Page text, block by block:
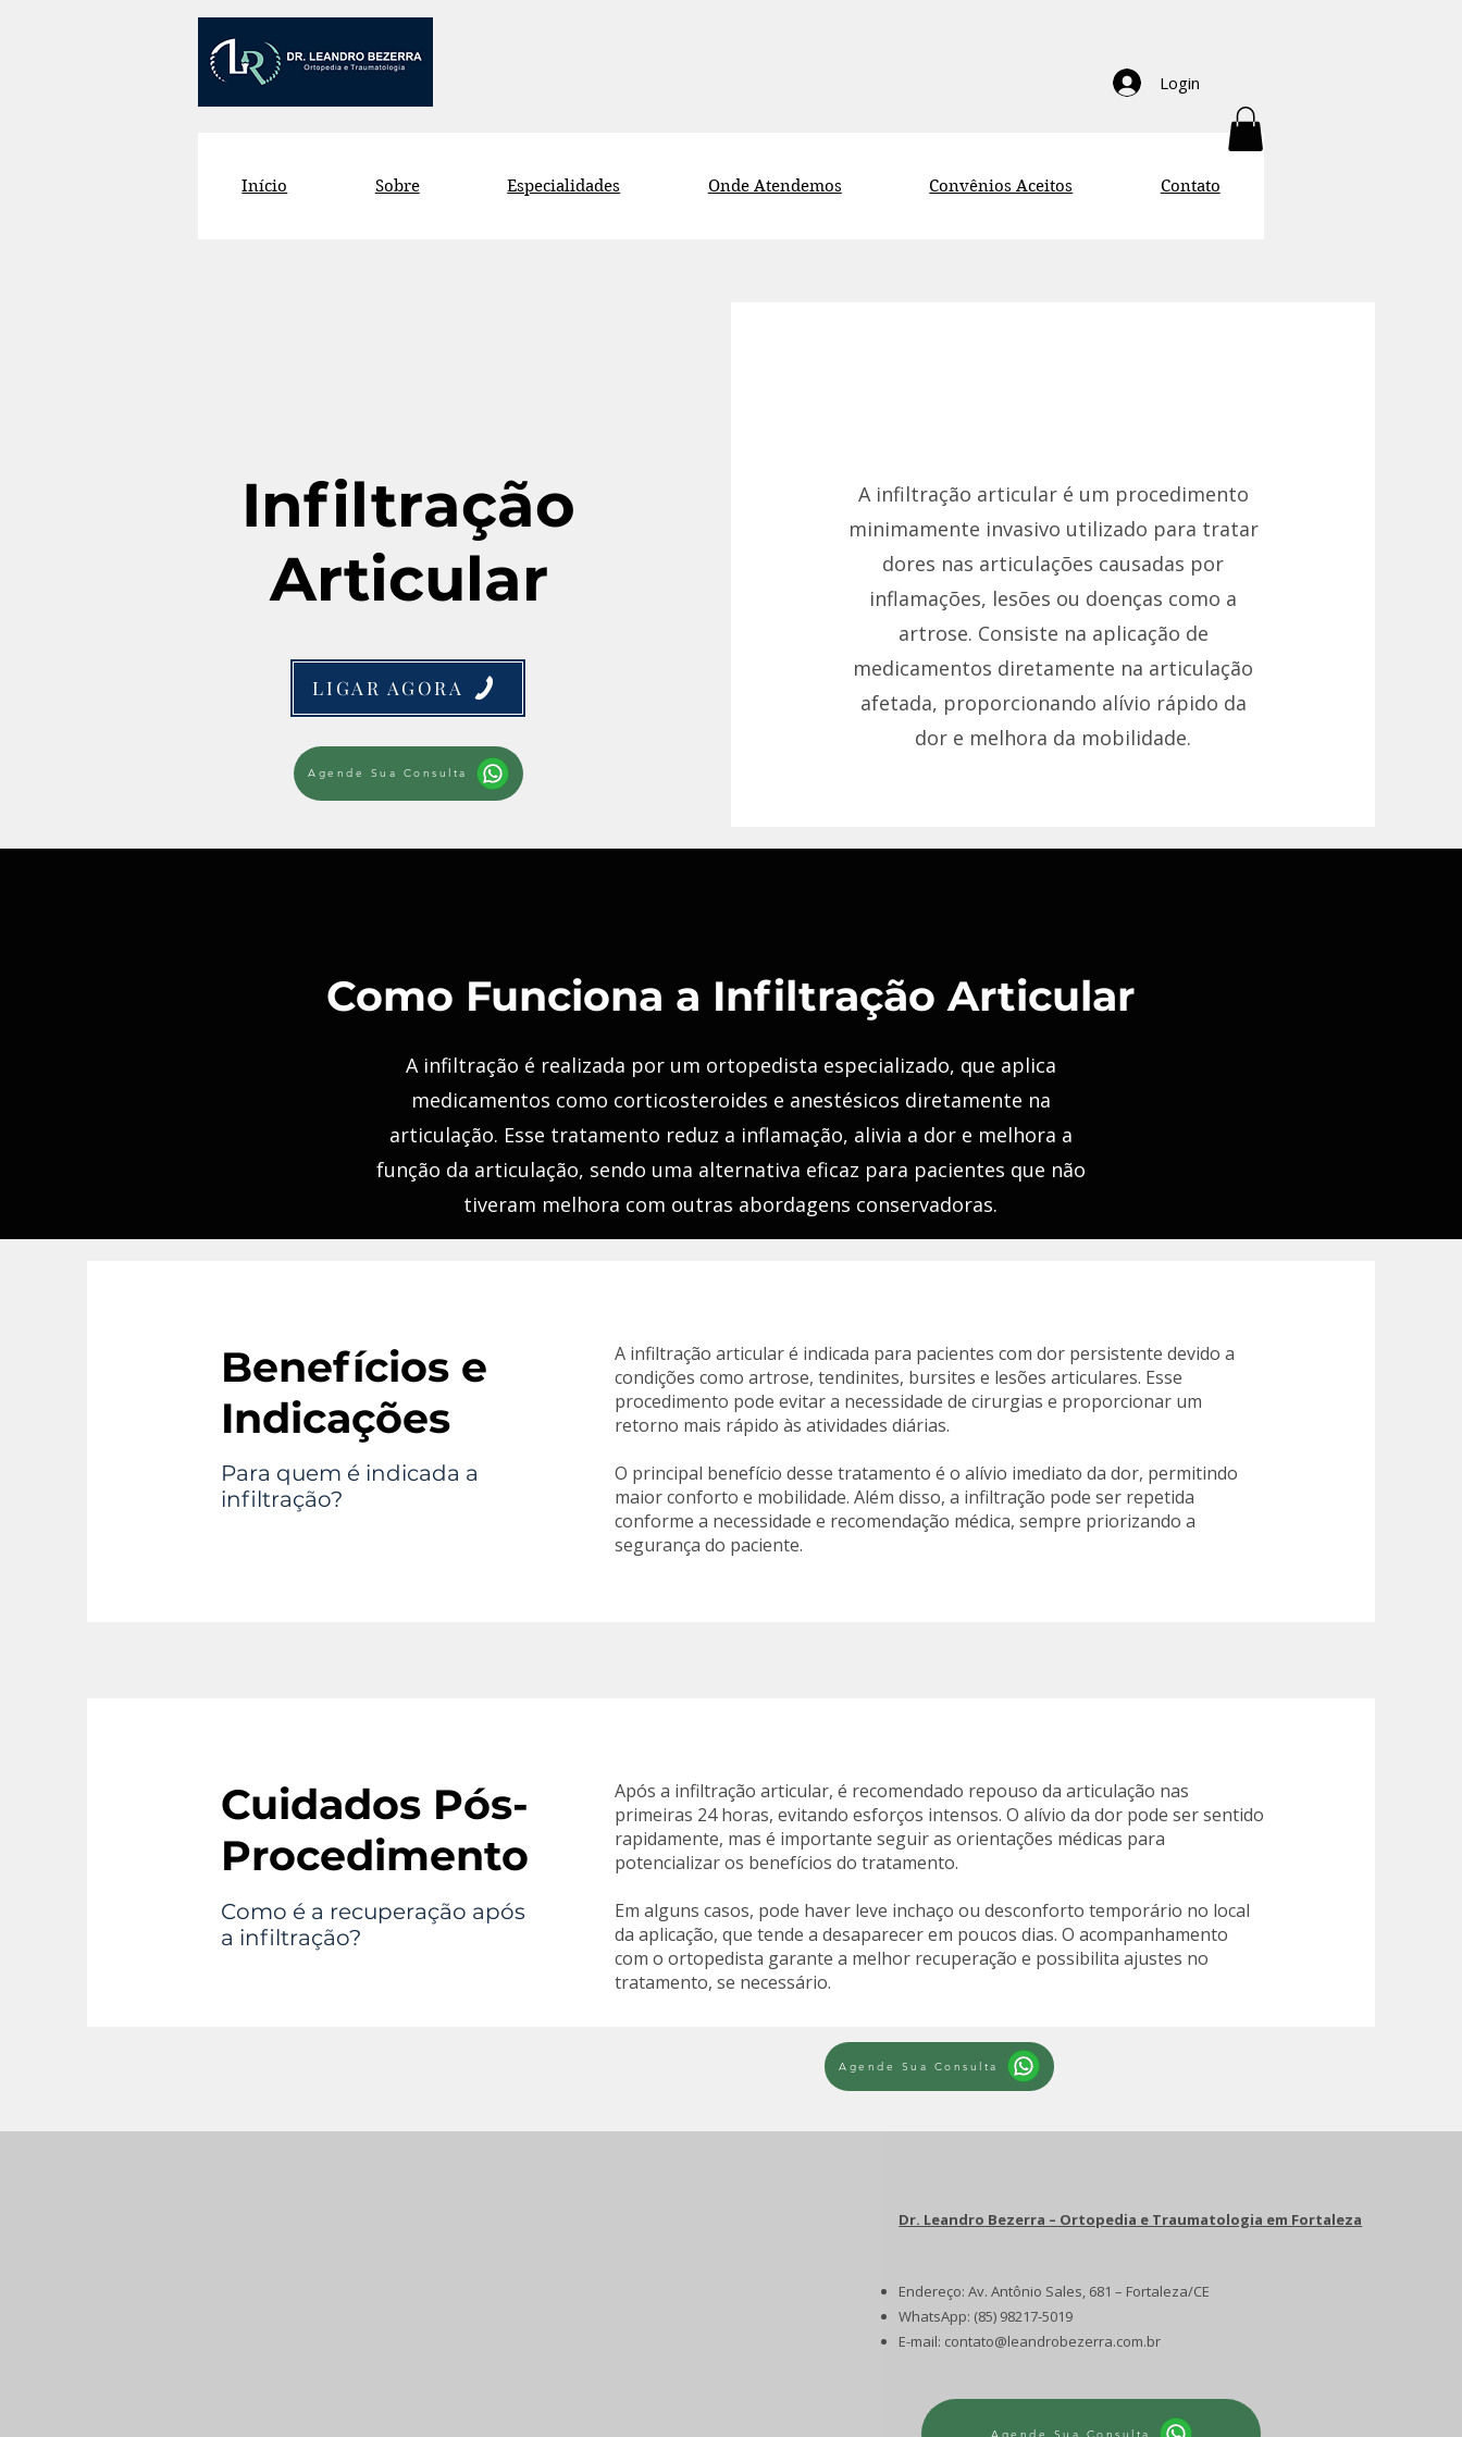
Login
Início Sobre Especialidades Onde Atendemos Convênios Aceitos Contato
Infiltração
Articular
LIGAR AGORA
Agende Sua Consulta
A infiltração articular é um procedimento
minimamente invasivo utilizado para tratar
dores nas articulações causadas por
inflamações, lesões ou doenças como a
artrose. Consiste na aplicação de
medicamentos diretamente na articulação
afetada, proporcionando alívio rápido da
dor e melhora da mobilidade.
Como Funciona a Infiltração Articular
A infiltração é realizada por um ortopedista especializado, que aplica
medicamentos como corticosteroides e anestésicos diretamente na
articulação. Esse tratamento reduz a inflamação, alivia a dor e melhora a
função da articulação, sendo uma alternativa eficaz para pacientes que não
tiveram melhora com outras abordagens conservadoras.
Benefícios e
Indicações
Para quem é indicada a
infiltração?
A infiltração articular é indicada para pacientes com dor persistente devido a
condições como artrose, tendinites, bursites e lesões articulares. Esse
procedimento pode evitar a necessidade de cirurgias e proporcionar um
retorno mais rápido às atividades diárias.
O principal benefício desse tratamento é o alívio imediato da dor, permitindo
maior conforto e mobilidade. Além disso, a infiltração pode ser repetida
conforme a necessidade e recomendação médica, sempre priorizando a
segurança do paciente.
Cuidados Pós-
Procedimento
Como é a recuperação após
a infiltração?
Após a infiltração articular, é recomendado repouso da articulação nas
primeiras 24 horas, evitando esforços intensos. O alívio da dor pode ser sentido
rapidamente, mas é importante seguir as orientações médicas para
potencializar os benefícios do tratamento.
Em alguns casos, pode haver leve inchaço ou desconforto temporário no local
da aplicação, que tende a desaparecer em poucos dias. O acompanhamento
com o ortopedista garante a melhor recuperação e possibilita ajustes no
tratamento, se necessário.
Agende Sua Consulta
Dr. Leandro Bezerra – Ortopedia e Traumatologia em Fortaleza
Endereço: Av. Antônio Sales, 681 – Fortaleza/CE
WhatsApp: (85) 98217-5019
E-mail: contato@leandrobezerra.com.br
Agende Sua Consulta